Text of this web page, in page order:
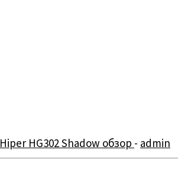
Hiper HG302 Shadow обзор - admin